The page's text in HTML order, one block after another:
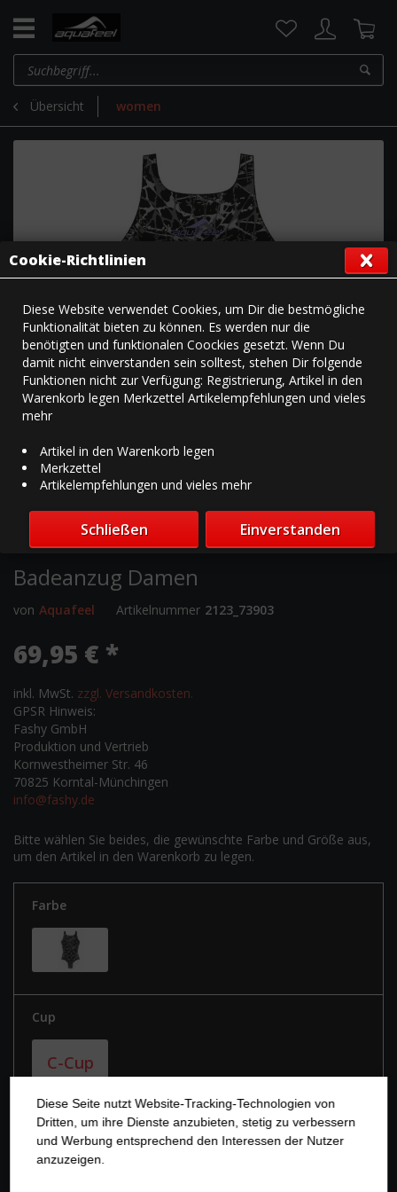
Übersicht women
Badeanzug Damen
von Aquafeel Artikelnummer 2123_73903
69,95 € *
inkl. MwSt. zzgl. Versandkosten.
GPSR Hinweis:
Fashy GmbH
Produktion und Vertrieb
Kornwestheimer Str. 46
70825 Korntal-Münchingen
info@fashy.de
Bitte wählen Sie beides, die gewünschte Farbe und Größe aus,
um den Artikel in den Warenkorb zu legen.
Farbe
Cup
C-Cup
Größe
Diese Seite nutzt Website-Tracking-Technologien von
Dritten, um ihre Dienste anzubieten, stetig zu verbessern
und Werbung entsprechend den Interessen der Nutzer
anzuzeigen.
Cookie-Richtlinien
Diese Website verwendet Cookies, um Dir die bestmögliche
Funktionalität bieten zu können. Es werden nur die
benötigten und funktionalen Coockies gesetzt. Wenn Du
damit nicht einverstanden sein solltest, stehen Dir folgende
Funktionen nicht zur Verfügung: Registrierung, Artikel in den
Warenkorb legen Merkzettel Artikelempfehlungen und vieles
mehr
Artikel in den Warenkorb legen
Merkzettel
Artikelempfehlungen und vieles mehr
Einverstanden
Schließen